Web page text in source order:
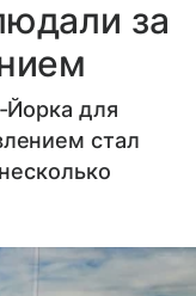
за
Йорка для
стал